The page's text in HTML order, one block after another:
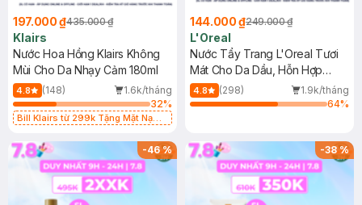
197.000 ₫435.000 ₫
Klairs
Nước Hoa Hồng Klairs Không
Mùi Cho Da Nhạy Cảm 180ml
4.8 (148)
1.6k/tháng
32%
Bill Klairs từ 299k Tặng Mặt Nạ
25ml (SL Có Hạn)
144.000 ₫249.000 ₫
L'Oreal
Nước Tẩy Trang L'Oreal Tươi
Mát Cho Da Dầu, Hỗn Hợp
400ml
4.8 (298)
1.9k/tháng
64%
-46% -38%